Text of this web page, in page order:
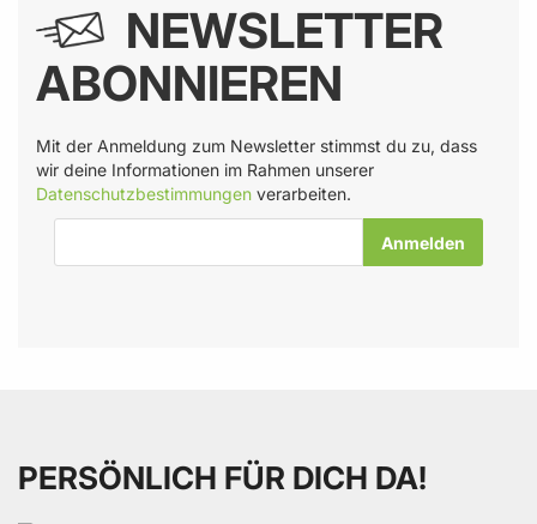
NEWSLETTER
ABONNIEREN
Mit der Anmeldung zum Newsletter stimmst du zu, dass
wir deine Informationen im Rahmen unserer
Datenschutzbestimmungen verarbeiten.
PERSÖNLICH FÜR DICH DA!